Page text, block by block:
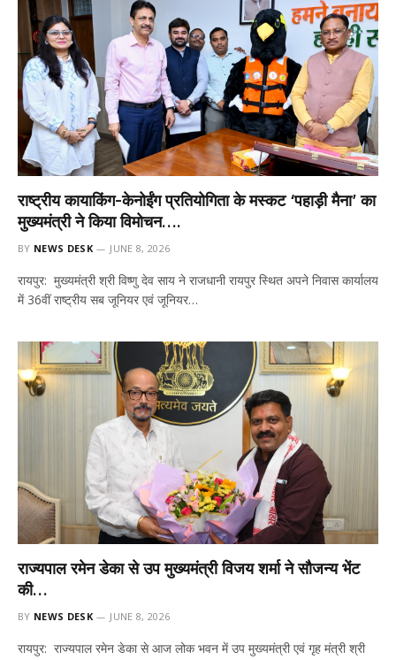
राष्ट्रीय कायाकिंग-केनोईंग प्रतियोगिता के मस्कट ‘पहाड़ी मैना’ का
मुख्यमंत्री ने किया विमोचन….
BY NEWS DESK JUNE 8, 2026
रायपुर: मुख्यमंत्री श्री विष्णु देव साय ने राजधानी रायपुर स्थित अपने निवास कार्यालय
में 36वीं राष्ट्रीय सब जूनियर एवं जूनियर…
राज्यपाल रमेन डेका से उप मुख्यमंत्री विजय शर्मा ने सौजन्य भेंट
की…
BY NEWS DESK JUNE 8, 2026
रायपुर: राज्यपाल रमेन डेका से आज लोक भवन में उप मुख्यमंत्री एवं गृह मंत्री श्री